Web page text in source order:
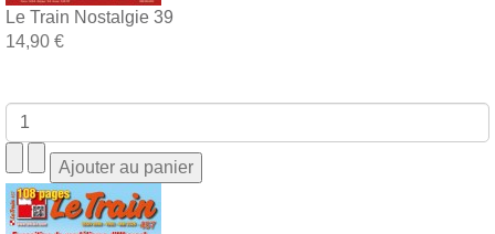
Le Train Nostalgie 39
14,90 €